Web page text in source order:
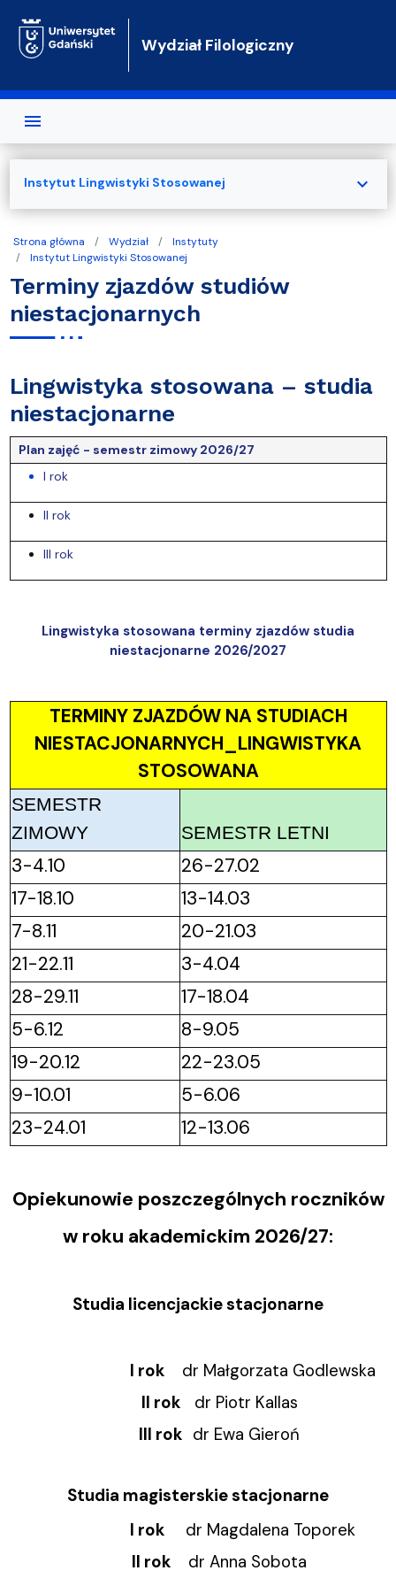
Wydział Filologiczny
Strona główna Wydział
Instytuty
Instytut Lingwistyki Stosowanej
Terminy zjazdów studiów
niestacjonarnych
Lingwistyka stosowana – studia
niestacjonarne
Plan zajęć - semestr zimowy 2026/27
I rok
II rok
III rok
Lingwistyka stosowana terminy zjazdów studia
niestacjonarne 2026/2027
TERMINY ZJAZDÓW NA STUDIACH
NIESTACJONARNYCH_LINGWISTYKA
STOSOWANA
SEMESTR
ZIMOWY
SEMESTR LETNI
3-4.10
26-27.02
17-18.10
13-14.03
7-8.11
20-21.03
21-22.11
3-4.04
28-29.11
17-18.04
5-6.12
8-9.05
19-20.12
22-23.05
9-10.01
5-6.06
23-24.01
12-13.06
Opiekunowie poszczególnych roczników
w roku akademickim 2026/27:
Studia licencjackie stacjonarne
I rok dr Małgorzata Godlewska
II rok dr Piotr Kallas
III rok dr Ewa Gieroń
Studia magisterskie stacjonarne
I rok dr Magdalena Toporek
II rok dr Anna Sobota
Instytut Lingwistyki Stosowanej expand_more